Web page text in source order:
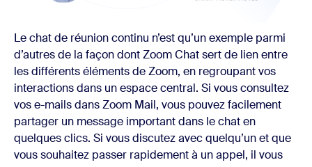
Le chat de réunion continu n’est qu’un exemple parmi
d’autres de la façon dont Zoom Chat sert de lien entre
les différents éléments de Zoom, en regroupant vos
interactions dans un espace central. Si vous consultez
vos e-mails dans Zoom Mail, vous pouvez facilement
partager un message important dans le chat en
quelques clics. Si vous discutez avec quelqu’un et que
vous souhaitez passer rapidement à un appel, il vous